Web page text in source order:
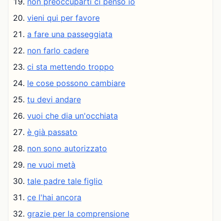
vieni qui per favore
a fare una passeggiata
non farlo cadere
ci sta mettendo troppo
le cose possono cambiare
tu devi andare
vuoi che dia un'occhiata
è già passato
non sono autorizzato
ne vuoi metà
tale padre tale figlio
ce l'hai ancora
grazie per la comprensione